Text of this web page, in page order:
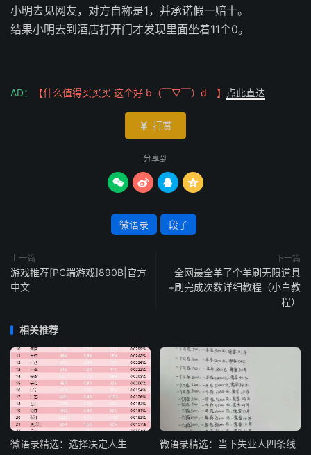
小明去见网友，对方自称是1，并承诺假一赔十。
结果小明去到酒店打开门才发现里面坐着11个0。
AD： 【什么值得买买买 这个好 b（￣▽￣）d 】 点此直达
 打赏
分享到
   
微语录 段子
上一篇
游戏推荐[PC端游戏]890B|官方
中文
下一篇
全网最全羊了个羊刷无限道具
+刷完成次数详细教程（小白教
程）
相关推荐
微语录精选：选择决定人生 微语录精选：当下失业人四条线